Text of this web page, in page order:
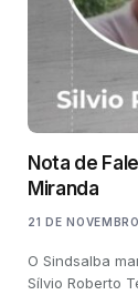
Nota de
Miranda
21 DE
O Sindsalba
Sílvio Roberto